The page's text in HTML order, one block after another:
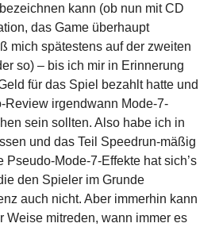
kann (ob nun mit CD
das Game überhaupt
mich spätestens auf der zweiten
so) – bis ich mir in Erinnerung
für das Spiel bezahlt hatte und
Review irgendwann Mode-7-
sein sollten. Also habe ich in
und das Teil Speedrun-mäßig
Pseudo-Mode-7-Effekte hat sich’s
den Spieler im Grunde
auch nicht. Aber immerhin kann
Weise mitreden, wann immer es